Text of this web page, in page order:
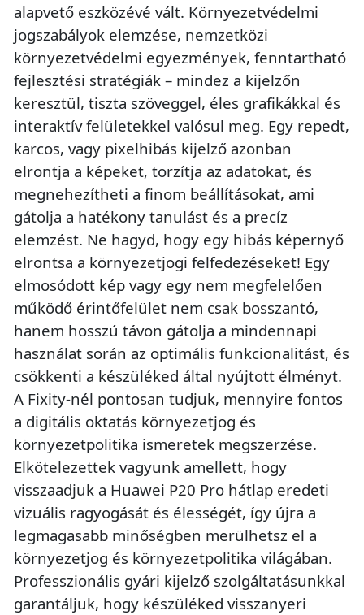
alapvető eszközévé vált. Környezetvédelmi
jogszabályok elemzése, nemzetközi
környezetvédelmi egyezmények, fenntartható
fejlesztési stratégiák – mindez a kijelzőn
keresztül, tiszta szöveggel, éles grafikákkal és
interaktív felületekkel valósul meg. Egy repedt,
karcos, vagy pixelhibás kijelző azonban
elrontja a képeket, torzítja az adatokat, és
megnehezítheti a finom beállításokat, ami
gátolja a hatékony tanulást és a precíz
elemzést. Ne hagyd, hogy egy hibás képernyő
elrontsa a környezetjogi felfedezéseket! Egy
elmosódott kép vagy egy nem megfelelően
működő érintőfelület nem csak bosszantó,
hanem hosszú távon gátolja a mindennapi
használat során az optimális funkcionalitást, és
csökkenti a készüléked által nyújtott élményt.
A Fixity-nél pontosan tudjuk, mennyire fontos
a digitális oktatás környezetjog és
környezetpolitika ismeretek megszerzése.
Elkötelezettek vagyunk amellett, hogy
visszaadjuk a Huawei P20 Pro hátlap eredeti
vizuális ragyogását és élességét, így újra a
legmagasabb minőségben merülhetsz el a
környezetjog és környezetpolitika világában.
Professzionális gyári kijelző szolgáltatásunkkal
garantáljuk, hogy készüléked visszanyeri